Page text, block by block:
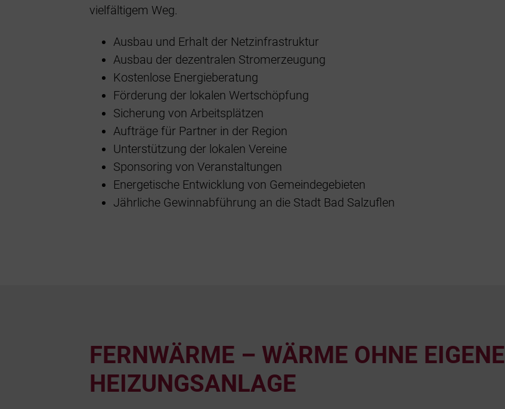
vielfältigem Weg.
Ausbau und Erhalt der Netzinfrastruktur
Ausbau der dezentralen Stromerzeugung
Kostenlose Energieberatung
Förderung der lokalen Wertschöpfung
Sicherung von Arbeitsplätzen
Aufträge für Partner in der Region
Unterstützung der lokalen Vereine
Sponsoring von Veranstaltungen
Energetische Entwicklung von Gemeindegebieten
Jährliche Gewinnabführung an die Stadt Bad Salzuflen
FERNWÄRME – WÄRME OHNE EIGENE
HEIZUNGSANLAGE